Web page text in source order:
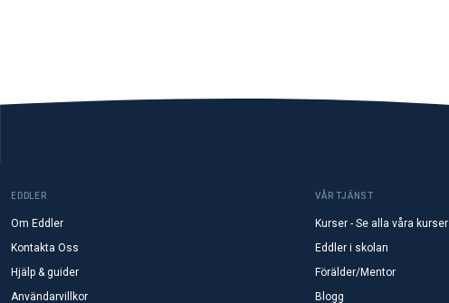
EDDLER
Om Eddler
Kontakta Oss
Hjälp & guider
Användarvillkor
VÅR TJÄNST
Kurser - Se alla våra kurser
Eddler i skolan
Förälder/Mentor
Blogg